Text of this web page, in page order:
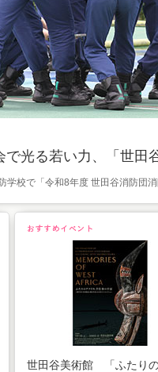
光る若い力、「世田
学校で「令和8年度 世田谷消防団
世田谷美術館 「ふたり